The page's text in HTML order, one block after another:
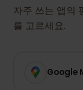
자주 쓰는 앱의
를 고르세요.
Google